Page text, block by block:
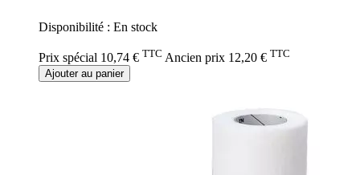
Disponibilité : En stock
Prix spécial 10,74 € TTC Ancien prix 12,20 € TTC
Ajouter au panier